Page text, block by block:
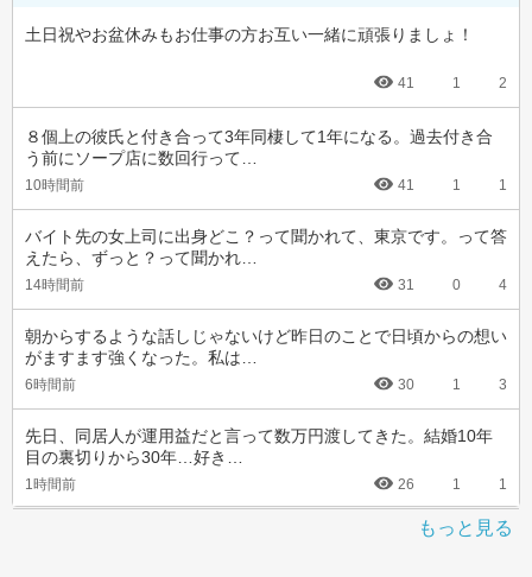
土日祝やお盆休みもお仕事の方お互い一緒に頑張りましょ！
41 1 2
８個上の彼氏と付き合って3年同棲して1年になる。過去付き合
う前にソープ店に数回行って…
10時間前 41 1 1
バイト先の女上司に出身どこ？って聞かれて、東京です。って答
えたら、ずっと？って聞かれ…
14時間前 31 0 4
朝からするような話しじゃないけど昨日のことで日頃からの想い
がますます強くなった。私は…
6時間前 30 1 3
先日、同居人が運用益だと言って数万円渡してきた。結婚10年
目の裏切りから30年…好き…
1時間前 26 1 1
もっと見る